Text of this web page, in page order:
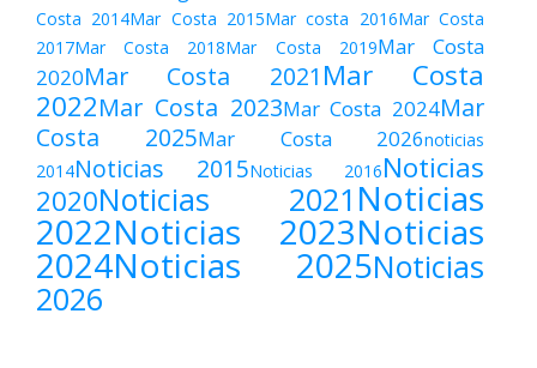
Costa 2014Mar Costa 2015Mar costa 2016Mar Costa
2017Mar Costa 2018Mar Costa 2019Mar Costa
2020Mar Costa 2021 Mar Costa
2022Mar Costa 2023Mar Costa 2024Mar
Costa 2025Mar Costa 2026noticias
2014Noticias 2015Noticias 2016Noticias
2020Noticias 2021 Noticias
2022Noticias 2023Noticias
2024Noticias 2025Noticias
2026